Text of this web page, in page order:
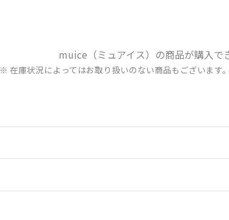
muice（ミュアイス）の商品が購入で
※ 在庫状況によってはお取り扱いのない商品もございます